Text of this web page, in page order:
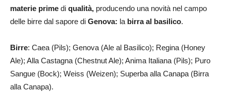
materie prime di qualità, producendo una novità nel campo
delle birre dal sapore di Genova: la birra al basilico.
Birre: Caea (Pils); Genova (Ale al Basilico); Regina (Honey
Ale); Alla Castagna (Chestnut Ale); Anima Italiana (Pils); Puro
Sangue (Bock); Weiss (Weizen); Superba alla Canapa (Birra
alla Canapa).